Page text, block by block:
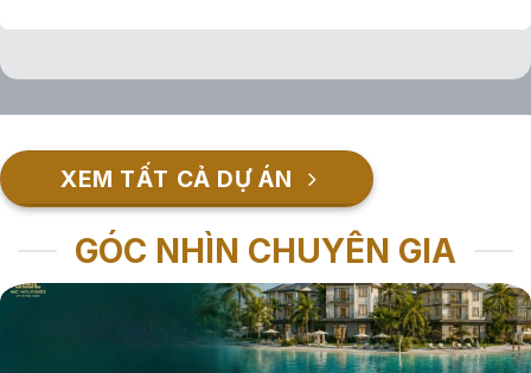
XEM TẤT CẢ DỰ ÁN
GÓC NHÌN CHUYÊN GIA